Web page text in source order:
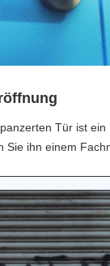
Tür ist ein
Sie ihn einem